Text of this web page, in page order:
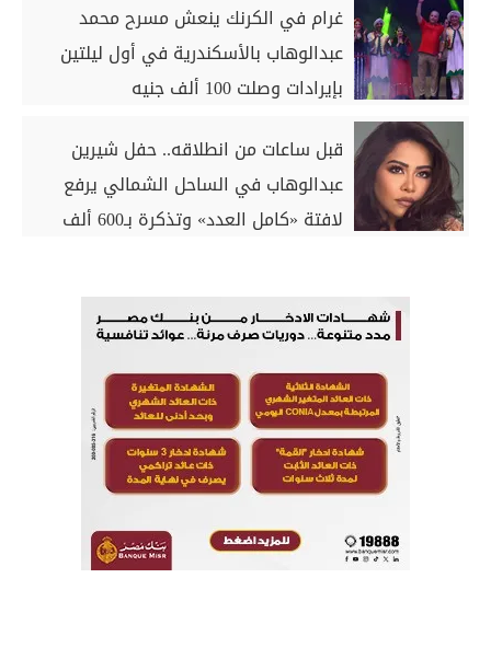
غرام في الكرنك ينعش مسرح محمد
عبدالوهاب بالأسكندرية في أول ليلتين
بإيرادات وصلت 100 ألف جنيه
قبل ساعات من انطلاقه.. حفل شيرين
عبدالوهاب في الساحل الشمالي يرفع
لافتة «كامل العدد» وتذكرة بـ600 ألف